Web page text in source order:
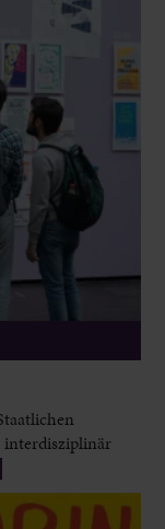
interdisziplinär